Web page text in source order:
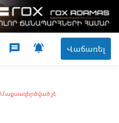
Վաճառել

message
Մաքսազերծված չէ